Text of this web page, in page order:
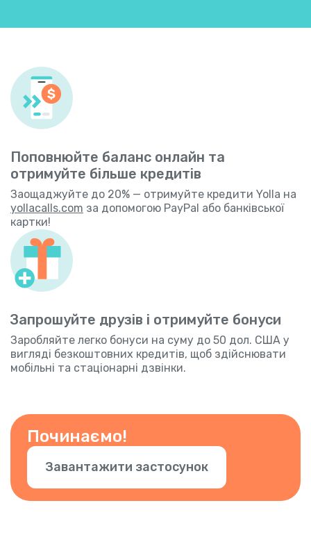
Поповнюйте баланс онлайн та
отримуйте більше кредитів
Заощаджуйте до 20% — отримуйте кредити Yolla на
yollacalls.com за допомогою PayPal або банківської
картки!
Запрошуйте друзів і отримуйте бонуси
Заробляйте легко бонуси на суму до 50 дол. США у
вигляді безкоштовних кредитів, щоб здійснювати
мобільні та стаціонарні дзвінки.
Починаємо!
Завантажити застосунок